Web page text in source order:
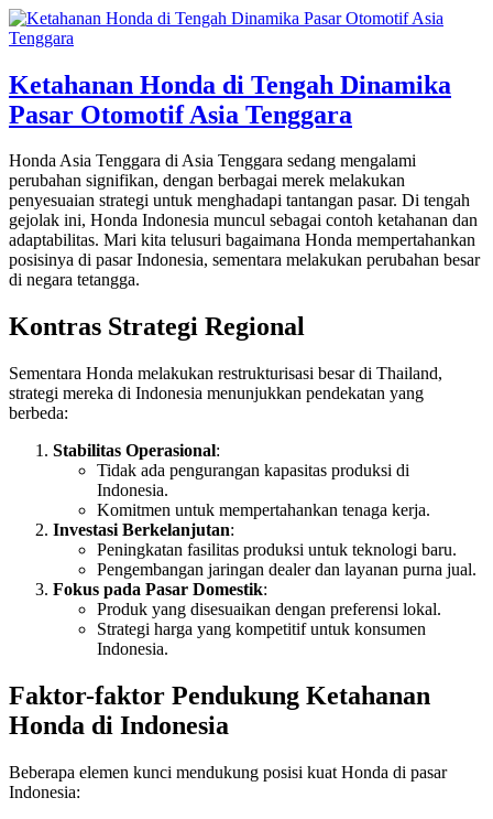
Ketahanan Honda di Tengah Dinamika
Pasar Otomotif Asia Tenggara
Honda Asia Tenggara di Asia Tenggara sedang mengalami
perubahan signifikan, dengan berbagai merek melakukan
penyesuaian strategi untuk menghadapi tantangan pasar. Di tengah
gejolak ini, Honda Indonesia muncul sebagai contoh ketahanan dan
adaptabilitas. Mari kita telusuri bagaimana Honda mempertahankan
posisinya di pasar Indonesia, sementara melakukan perubahan besar
di negara tetangga.
Kontras Strategi Regional
Sementara Honda melakukan restrukturisasi besar di Thailand,
strategi mereka di Indonesia menunjukkan pendekatan yang
berbeda:
Stabilitas Operasional:
Tidak ada pengurangan kapasitas produksi di
Indonesia.
Komitmen untuk mempertahankan tenaga kerja.
Investasi Berkelanjutan:
Peningkatan fasilitas produksi untuk teknologi baru.
Pengembangan jaringan dealer dan layanan purna jual.
Fokus pada Pasar Domestik:
Produk yang disesuaikan dengan preferensi lokal.
Strategi harga yang kompetitif untuk konsumen
Indonesia.
Faktor-faktor Pendukung Ketahanan
Honda di Indonesia
Beberapa elemen kunci mendukung posisi kuat Honda di pasar
Indonesia: